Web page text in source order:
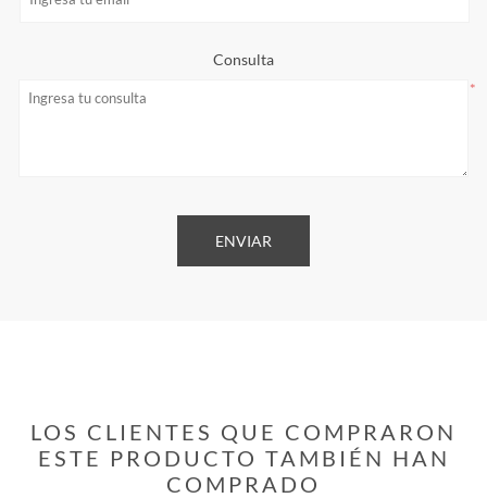
Consulta
*
LOS CLIENTES QUE COMPRARON
ESTE PRODUCTO TAMBIÉN HAN
COMPRADO